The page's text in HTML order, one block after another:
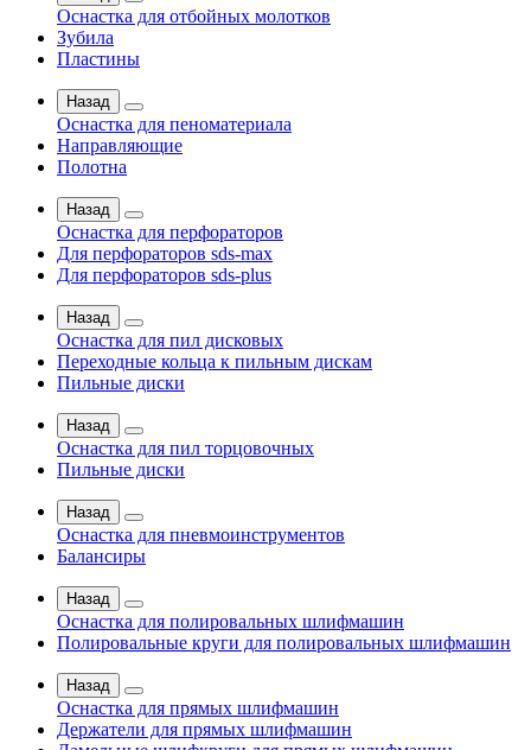
Оснастка для отбойных молотков
Зубила
Пластины
Назад
Оснастка для пеноматериала
Направляющие
Полотна
Назад
Оснастка для перфораторов
Для перфораторов sds-max
Для перфораторов sds-plus
Назад
Оснастка для пил дисковых
Переходные кольца к пильным дискам
Пильные диски
Назад
Оснастка для пил торцовочных
Пильные диски
Назад
Оснастка для пневмоинструментов
Балансиры
Назад
Оснастка для полировальных шлифмашин
Полировальные круги для полировальных шлифмашин
Назад
Оснастка для прямых шлифмашин
Держатели для прямых шлифмашин